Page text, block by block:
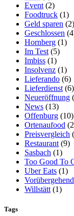
Event (2)
Foodtruck (1)
Geld sparen (2)
Geschlossen
Hornberg (1)
Im Test (5)
Imbiss (1)
Insolvenz (1)
Lieferando (6)
Lieferdienst (6)
Neueröffnung
News (13)
Offenburg (10)
Ortenaufood
Preisvergleich
Restaurant (9)
Sasbach (1)
Too Good To
Uber Eats (1)
Willstätt (1)
Tags